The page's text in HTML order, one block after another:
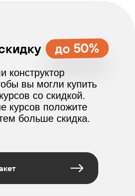
конструктор
вы могли купить
со скидкой.
курсов положите
больше скидка.
до 50%